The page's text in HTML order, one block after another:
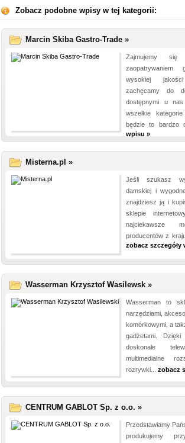
Zobacz podobne wpisy w tej kategorii:
Marcin Skiba Gastro-Trade »
Zajmujemy
zaopatrywaniem
wysokiej
zachęcamy do
dostępnymi u
wszelkie
będzie to bardzo
wpisu »
Misterna.pl »
Jeśli szukasz
damskiej i
znajdziesz ją i
sklepie
najciekawsze
producentów z
zobacz szczegóły
Wasserman Krzysztof Wasilewsk »
Wasserman to
narzędziami,
komórkowymi, a
gadżetami.
doskonałe
multimedialne
rozrywki... zobacz
CENTRUM GABLOT Sp. z o.o. »
Przedstawiamy
produkujemy